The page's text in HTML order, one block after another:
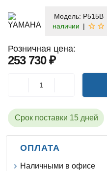
Модель: P515B
наличии
Розничная цена:
253 730 ₽
Срок поставки 15 дней
ОПЛАТА
Наличными в офисе